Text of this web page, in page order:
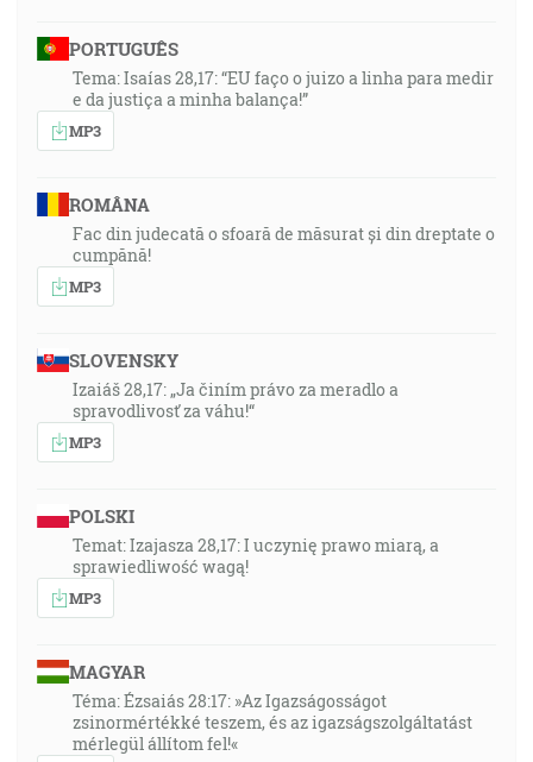
PORTUGUÊS
Tema: Isaías 28,17: “EU faço o juizo a linha para medir
e da justiça a minha balança!”
MP3
ROMÂNA
Fac din judecată o sfoară de măsurat și din dreptate o
cumpănă!
MP3
SLOVENSKY
Izaiáš 28,17: „Ja činím právo za meradlo a
spravodlivosť za váhu!“
MP3
POLSKI
Temat: Izajasza 28,17: I uczynię prawo miarą, a
sprawiedliwość wagą!
MP3
MAGYAR
Téma: Ézsaiás 28:17: »Az Igazságosságot
zsinormértékké teszem, és az igazságszolgáltatást
mérlegül állítom fel!«